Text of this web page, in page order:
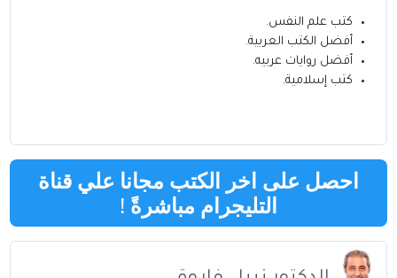
كتب علم النفس.
أفضل الكتب العربية.
أفضل روايات عربيه.
كتب إسلامية.
احصل على اخر الكتب مجانا علي قناة
التليجرام مباشرةً !